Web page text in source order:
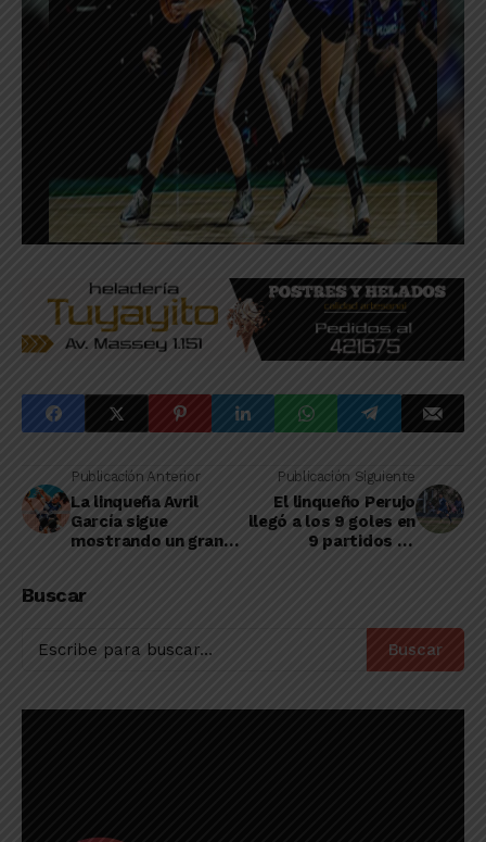
Publicación Anterior
La linqueña Avril
García sigue
mostrando un gran
Publicación Siguiente
El linqueño Perujo
llegó a los 9 goles en
9 partidos en
Buscar
Buscar